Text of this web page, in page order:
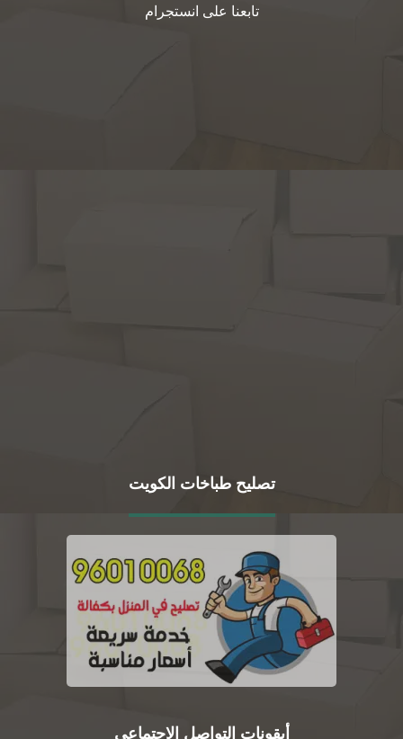
تابعنا على انستجرام
تصليح طباخات الكويت
أيقونات التواصل الاجتماعي